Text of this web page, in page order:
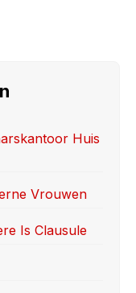
Huis
Vrouwen
Is Clausule